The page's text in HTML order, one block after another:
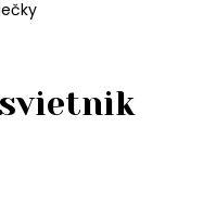
svietnik